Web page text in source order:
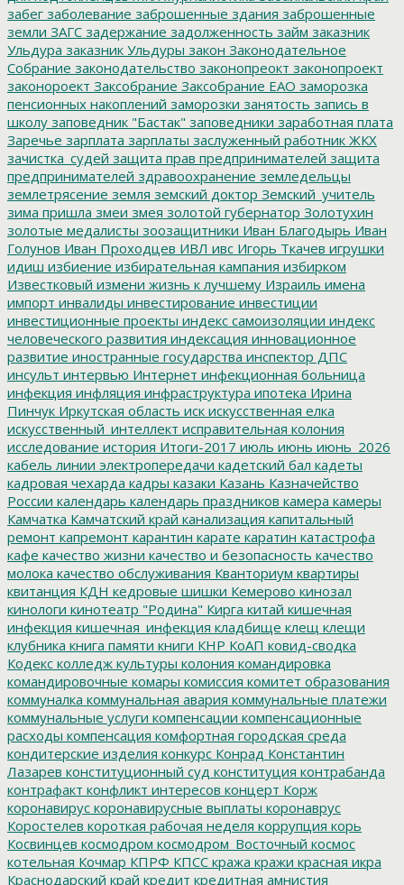
забег заболевание заброшенные здания заброшенные
земли ЗАГС задержание задолженность займ заказник
Ульдура заказник Ульдуры закон Законодательное
Собрание законодательство законопреокт законопроект
законороект Заксобрание Заксобрание ЕАО заморозка
пенсионных накоплений заморозки занятость запись в
школу заповедник "Бастак" заповедники заработная плата
Заречье зарплата зарплаты заслуженный работник ЖКХ
зачистка_судей защита прав предпринимателей защита
предпринимателей здравоохранение земледельцы
землетрясение земля земский доктор Земский_учитель
зима пришла змеи змея золотой губернатор Золотухин
золотые медалисты зоозащитники Иван Благодырь Иван
Голунов Иван Проходцев ИВЛ ивс Игорь Ткачев игрушки
идиш избиение избирательная кампания избирком
Известковый измени жизнь к лучшему Израиль имена
импорт инвалиды инвестирование инвестиции
инвестиционные проекты индекс самоизоляции индекс
человеческого развития индексация инновационное
развитие иностранные государства инспектор ДПС
инсульт интервью Интернет инфекционная больница
инфекция инфляция инфраструктура ипотека Ирина
Пинчук Иркутская область иск искусственная елка
искусственный_интеллект исправительная колония
исследование история Итоги-2017 июль июнь июнь_2026
кабель линии электропередачи кадетский бал кадеты
кадровая чехарда кадры казаки Казань Казначейство
России календарь календарь праздников камера камеры
Камчатка Камчатский край канализация капитальный
ремонт капремонт карантин карате каратин катастрофа
кафе качество жизни качество и безопасность качество
молока качество обслуживания Кванториум квартиры
квитанция КДН кедровые шишки Кемерово кинозал
кинологи кинотеатр "Родина" Кирга китай кишечная
инфекция кишечная_инфекция кладбище клещ клещи
клубника книга памяти книги КНР КоАП ковид-сводка
Кодекс колледж культуры колония командировка
командировочные комары комиссия комитет образования
коммуналка коммунальная авария коммунальные платежи
коммунальные услуги компенсации компенсационные
расходы компенсация комфортная городская среда
кондитерские изделия конкурс Конрад Константин
Лазарев конституционный суд конституция контрабанда
контрафакт конфликт интересов концерт Корж
коронавирус коронавирусные выплаты коронаврус
Коростелев короткая рабочая неделя коррупция корь
Косвинцев космодром космодром_Восточный космос
котельная Кочмар КПРФ КПСС кража кражи красная икра
Краснодарский край кредит кредитная амнистия